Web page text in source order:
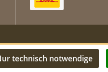
technisch notwendige